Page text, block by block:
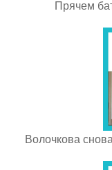
Прячем
Волочкова